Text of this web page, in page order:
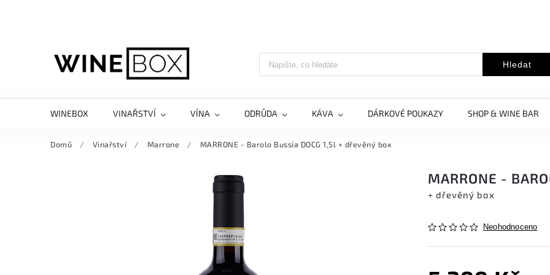
Hledat
WINEBOX VINAŘSTVÍ VÍNA ODRŮDA KÁVA DÁRKOVÉ POUKAZY SHOP & WINE BAR
Domů / Vinařství / Marrone / MARRONE - Barolo Bussia DOCG 1,5l + dřevěný box
MARRONE -
+ dřevěný box
Neohodnoceno